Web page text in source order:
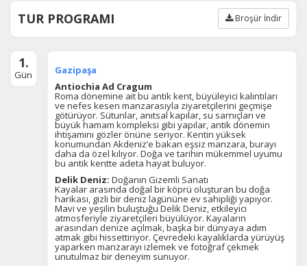
TUR PROGRAMI Broşür İndir
1.
Gün
Gazipaşa
Antiochia Ad Cragum
Roma dönemine ait bu antik kent, büyüleyici kalıntıları
ve nefes kesen manzarasıyla ziyaretçilerini geçmişe
götürüyor. Sütunlar, anıtsal kapılar, su sarnıçları ve
büyük hamam kompleksi gibi yapılar, antik dönemin
ihtişamını gözler önüne seriyor. Kentin yüksek
konumundan Akdeniz’e bakan eşsiz manzara, burayı
daha da özel kılıyor. Doğa ve tarihin mükemmel uyumu
bu antik kentte adeta hayat buluyor.
Delik Deniz: Doğanın Gizemli Sanatı
Kayalar arasında doğal bir köprü oluşturan bu doğa
harikası, gizli bir deniz lagününe ev sahipliği yapıyor.
Mavi ve yeşilin buluştuğu Delik Deniz, etkileyici
atmosferiyle ziyaretçileri büyülüyor. Kayaların
arasından denize açılmak, başka bir dünyaya adım
atmak gibi hissettiriyor. Çevredeki kayalıklarda yürüyüş
yaparken manzarayı izlemek ve fotoğraf çekmek
unutulmaz bir deneyim sunuyor.